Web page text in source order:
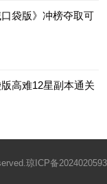
袋版》冲榜夺取可
高难12星副本通关
琼ICP备2024020593